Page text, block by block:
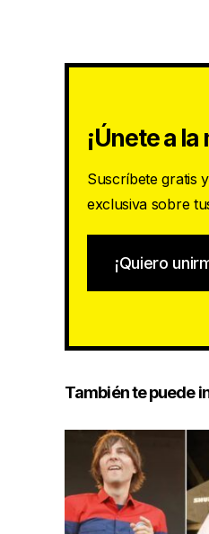
¡Únete a
Suscríbete gratis
exclusiva sobre
¡Quiero
También te puede